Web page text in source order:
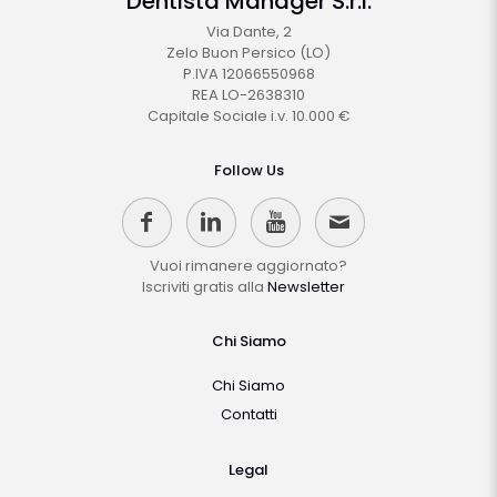
Via Dante, 2
Zelo Buon Persico (LO)
P.IVA 12066550968
REA LO-2638310
Capitale Sociale i.v. 10.000 €
Follow Us
Vuoi rimanere aggiornato?
Iscriviti gratis alla Newsletter
Chi Siamo
Chi Siamo
Contatti
Legal